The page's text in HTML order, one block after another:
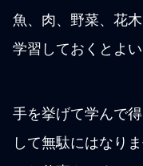
魚、肉、野菜、花
学習しておくとよい
手を挙げて学んで
して無駄にはなり